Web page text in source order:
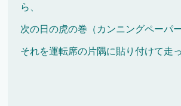
ら、
次の日の虎の巻（カンニングペーパ
それを運転席の片隅に貼り付けて走